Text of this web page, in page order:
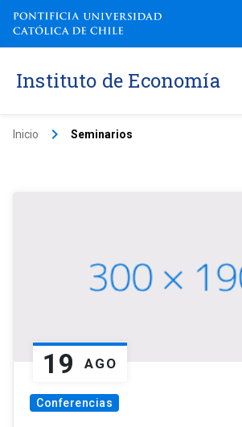
Instituto de Economía
Inicio keyboard_arrow_right Seminarios
19 AGO
Conferencias